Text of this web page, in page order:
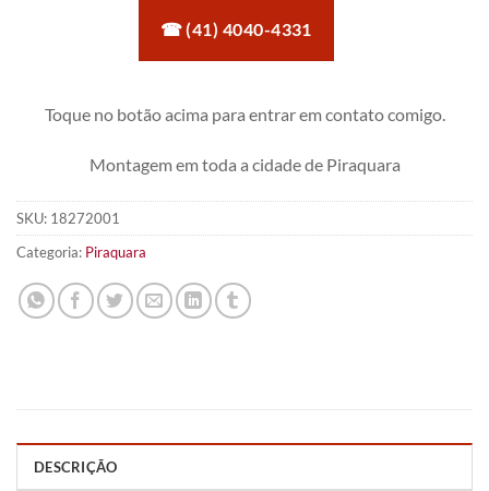
☎ (41) 4040-4331
Toque no botão acima para entrar em contato comigo.
Montagem em toda a cidade de Piraquara
SKU: 18272001
Categoria: Piraquara
DESCRIÇÃO